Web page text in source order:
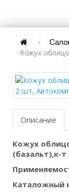
Кожух
Описание
Кожух
(базальт),к-
Каталожный